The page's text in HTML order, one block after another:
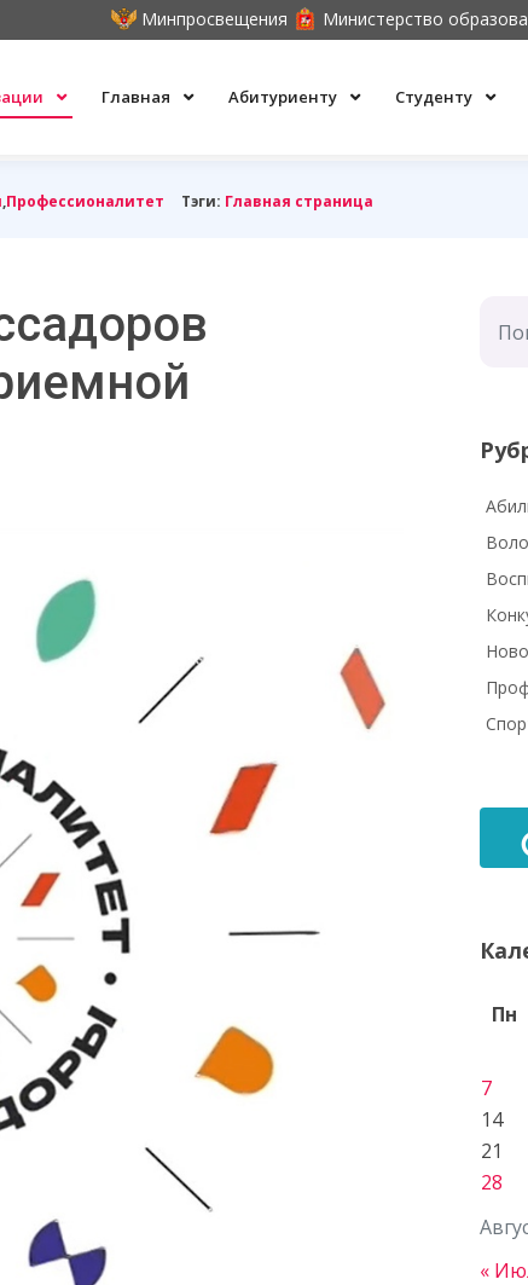
Минпросвещения Министерство
Главная Абитуриенту Студенту
,Профессионалитет Тэги: Главная страница
Пн
7
14
21
28
«